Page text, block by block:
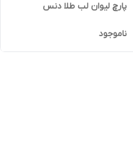
پارچ لیوان لب طلا دنس
ناموجود